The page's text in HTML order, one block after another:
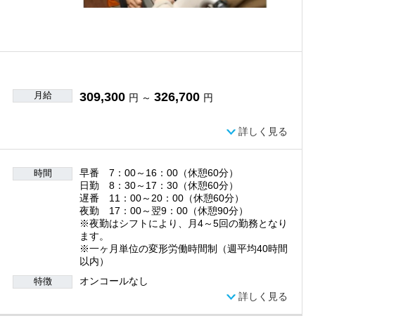
月給 309,300 円 ～ 326,700 円
詳しく見る
時間
早番 7：00～16：00（休憩60分）
日勤 8：30～17：30（休憩60分）
遅番 11：00～20：00（休憩60分）
夜勤 17：00～翌9：00（休憩90分）
※夜勤はシフトにより、月4～5回の勤務となり
ます。
※一ヶ月単位の変形労働時間制（週平均40時間
以内）
特徴 オンコールなし
詳しく見る